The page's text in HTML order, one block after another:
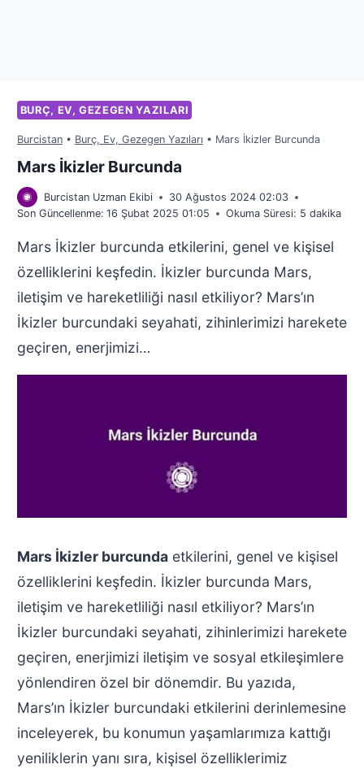
BURÇ, EV, GEZEGEN YAZILARI
Burcistan• Burç, Ev, Gezegen Yazıları • Mars İkizler Burcunda
Mars İkizler Burcunda
Burcistan Uzman Ekibi
30 Ağustos 2024 02:03
Son Güncellenme: 16 Şubat 2025 01:05 Okuma Süresi: 5 dakika
Mars İkizler burcunda etkilerini, genel ve kişisel
özelliklerini keşfedin. İkizler burcunda Mars,
iletişim ve hareketliliği nasıl etkiliyor? Mars’ın
İkizler burcundaki seyahati, zihinlerimizi harekete
geçiren, enerjimizi…
Mars İkizler burcundaetkilerini, genel ve kişisel
özelliklerini keşfedin. İkizler burcunda Mars,
iletişim ve hareketliliği nasıl etkiliyor? Mars’ın
İkizler burcundaki seyahati, zihinlerimizi harekete
geçiren, enerjimizi iletişim ve sosyal etkileşimlere
yönlendiren özel bir dönemdir. Bu yazıda,
Mars’ın İkizler burcundaki etkilerini derinlemesine
inceleyerek, bu konumun yaşamlarımıza kattığı
yeniliklerin yanı sıra, kişisel özelliklerimiz